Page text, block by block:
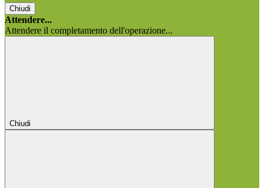
Chiudi
Attendere...
Attendere il completamento dell'operazione...
Chiudi